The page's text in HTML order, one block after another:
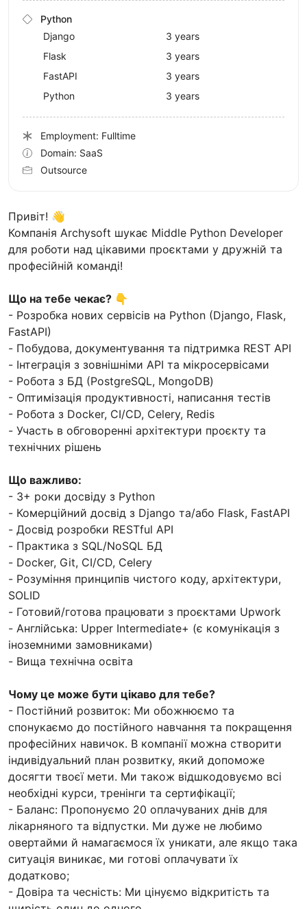
Привіт! 👋
Компанія Archysoft шукає Middle Python Developer
для роботи над цікавими проєктами у дружній та
професійній команді!
Що на тебе чекає? 👇
- Розробка нових сервісів на Python (Django, Flask,
FastAPI)
- Побудова, документування та підтримка REST API
- Інтеграція з зовнішніми API та мікросервісами
- Робота з БД (PostgreSQL, MongoDB)
- Оптимізація продуктивності, написання тестів
- Робота з Docker, CI/CD, Celery, Redis
- Участь в обговоренні архітектури проєкту та
технічних рішень
Що важливо:
- 3+ роки досвіду з Python
- Комерційний досвід з Django та/або Flask, FastAPI
- Досвід розробки RESTful API
- Практика з SQL/NoSQL БД
- Docker, Git, CI/CD, Celery
- Розуміння принципів чистого коду, архітектури,
SOLID
- Готовий/готова працювати з проєктами Upwork
- Англійська: Upper Intermediate+ (є комунікація з
іноземними замовниками)
- Вища технічна освіта
Чому це може бути цікаво для тебе?
- Постійний розвиток: Ми обожнюємо та
спонукаємо до постійного навчання та покращення
професійних навичок. В компанії можна створити
індивідуальний план розвитку, який допоможе
досягти твоєї мети. Ми також відшкодовуємо всі
необхідні курси, тренінги та сертифікації;
- Баланс: Пропонуємо 20 оплачуваних днів для
лікарняного та відпустки. Ми дуже не любимо
овертайми й намагаємося їх уникати, але якщо така
ситуація виникає, ми готові оплачувати їх
додатково;
- Довіра та чесність: Ми цінуємо відкритість та
Python
Django
3 years
Flask
3 years
FastAPI
3 years
Python
3 years
Employment: Fulltime
Domain: SaaS
Outsource